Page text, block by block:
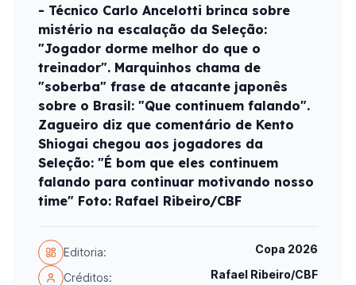
- Técnico Carlo Ancelotti brinca sobre
mistério na escalação da Seleção:
"Jogador dorme melhor do que o
treinador". Marquinhos chama de
"soberba" frase de atacante japonês
sobre o Brasil: "Que continuem falando".
Zagueiro diz que comentário de Kento
Shiogai chegou aos jogadores da
Seleção: "É bom que eles continuem
falando para continuar motivando nosso
time" Foto: Rafael Ribeiro/CBF
Editoria: Copa 2026
Créditos:
Rafael Ribeiro/CBF